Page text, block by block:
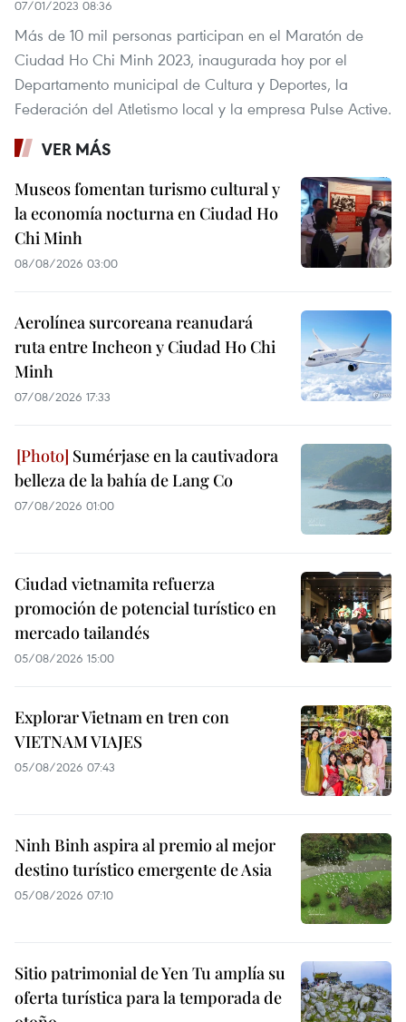
07/01/2023 08:36
Más de 10 mil personas participan en el Maratón de
Ciudad Ho Chi Minh 2023, inaugurada hoy por el
Departamento municipal de Cultura y Deportes, la
Federación del Atletismo local y la empresa Pulse Active.
VER MÁS
Museos fomentan turismo cultural y
la economía nocturna en Ciudad Ho
Chi Minh
08/08/2026 03:00
Aerolínea surcoreana reanudará
ruta entre Incheon y Ciudad Ho Chi
Minh
07/08/2026 17:33
Sumérjase en la cautivadora
belleza de la bahía de Lang Co
07/08/2026 01:00
Ciudad vietnamita refuerza
promoción de potencial turístico en
mercado tailandés
05/08/2026 15:00
Explorar Vietnam en tren con
VIETNAM VIAJES
05/08/2026 07:43
Ninh Binh aspira al premio al mejor
destino turístico emergente de Asia
05/08/2026 07:10
Sitio patrimonial de Yen Tu amplía su
oferta turística para la temporada de